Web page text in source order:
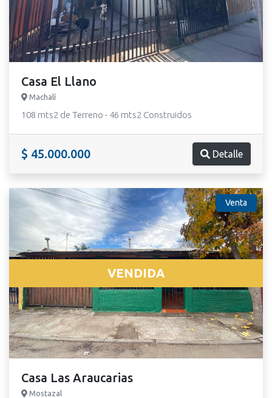
Casa El Llano
Machalí
108 mts2 de Terreno - 46 mts2 Construidos
$ 45.000.000 Detalle
Venta
VENDIDA
Casa Las Araucarias
Mostazal